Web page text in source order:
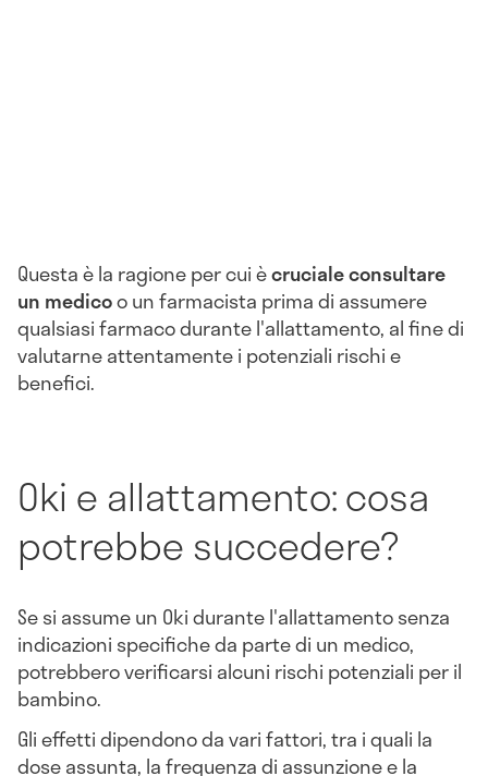
Questa è la ragione per cui ècruciale consultare
un medicoo un farmacista prima di assumere
qualsiasi farmaco durante l'allattamento, al fine di
valutarne attentamente i potenziali rischi e
benefici.
Oki e allattamento: cosa
potrebbe succedere?
Se si assume un Oki durante l'allattamento senza
indicazioni specifiche da parte di un medico,
potrebbero verificarsi alcuni rischi potenziali per il
bambino.
Gli effetti dipendono da vari fattori, tra i quali la
dose assunta, la frequenza di assunzione e la